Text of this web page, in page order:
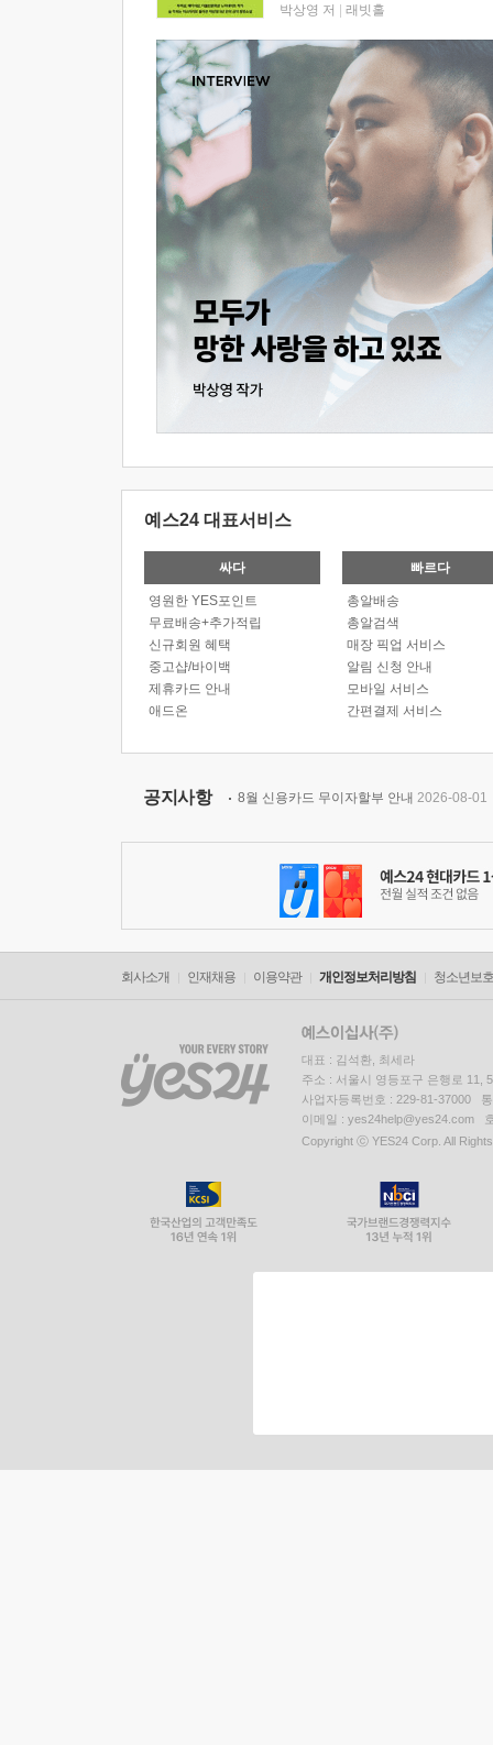
박상영 저 래빗홀
예스24 대표서비스
싸다
영원한 YES포인트
무료배송+추가적립
신규회원 혜택
중고샵/바이백
제휴카드 안내
애드온
빠르다
총알배송
총알검색
매장 픽업 서비스
알림 신청 안내
모바일 서비스
간편결제 서비스
공지사항 8월 신용카드 무이자할부 안내 2026-08-01
회사소개 인재채용 이용약관 개인정보처리방침 청소년보
대표 : 김석환, 최세라
주소 : 서울시 영등포구 은행로 11,
사업자등록번호 : 229-81-37000
이메일 : yes24help@yes24.com
Copyright ⓒ YES24 Corp. All